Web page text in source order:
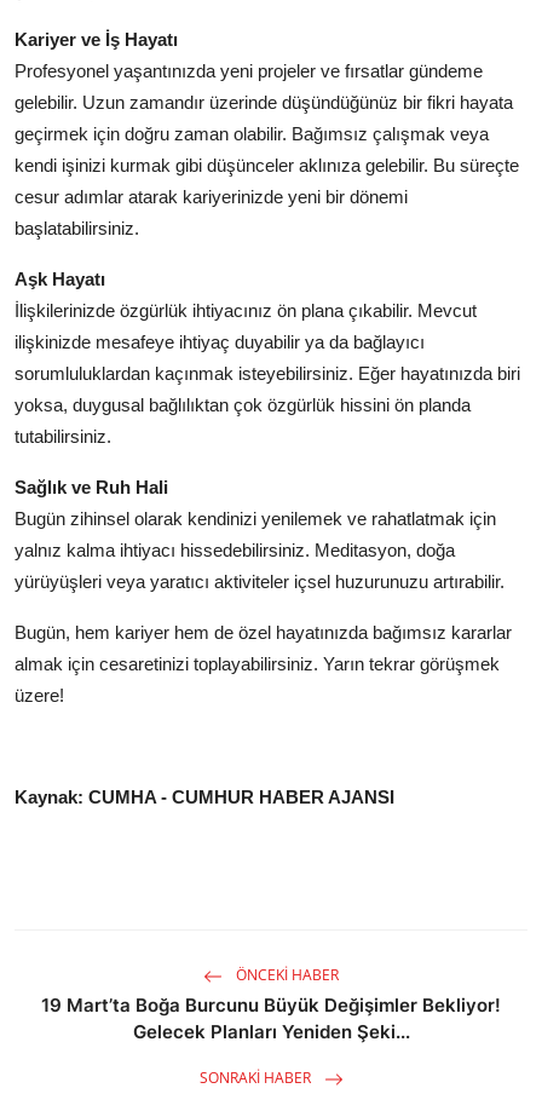
Kariyer ve İş Hayatı
Profesyonel yaşantınızda yeni projeler ve fırsatlar gündeme
gelebilir. Uzun zamandır üzerinde düşündüğünüz bir fikri hayata
geçirmek için doğru zaman olabilir. Bağımsız çalışmak veya
kendi işinizi kurmak gibi düşünceler aklınıza gelebilir. Bu süreçte
cesur adımlar atarak kariyerinizde yeni bir dönemi
başlatabilirsiniz.
Aşk Hayatı
İlişkilerinizde özgürlük ihtiyacınız ön plana çıkabilir. Mevcut
ilişkinizde mesafeye ihtiyaç duyabilir ya da bağlayıcı
sorumluluklardan kaçınmak isteyebilirsiniz. Eğer hayatınızda biri
yoksa, duygusal bağlılıktan çok özgürlük hissini ön planda
tutabilirsiniz.
Sağlık ve Ruh Hali
Bugün zihinsel olarak kendinizi yenilemek ve rahatlatmak için
yalnız kalma ihtiyacı hissedebilirsiniz. Meditasyon, doğa
yürüyüşleri veya yaratıcı aktiviteler içsel huzurunuzu artırabilir.
Bugün, hem kariyer hem de özel hayatınızda bağımsız kararlar
almak için cesaretinizi toplayabilirsiniz. Yarın tekrar görüşmek
üzere!
Kaynak: CUMHA - CUMHUR HABER AJANSI
ÖNCEKI HABER
19 Mart’ta Boğa Burcunu Büyük Değişimler Bekliyor!
Gelecek Planları Yeniden Şeki...
SONRAKI HABER